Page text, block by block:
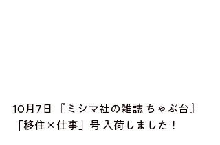
10月7日 『ミシマ社の雑誌 ちゃぶ台』
「移住×仕事」号 入荷しました！